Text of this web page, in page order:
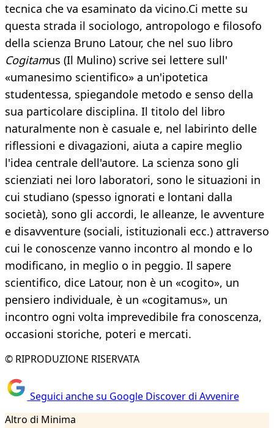
tecnica che va esaminato da vicino.Ci mette su
questa strada il sociologo, antropologo e filosofo
della scienza Bruno Latour, che nel suo libro
Cogitamus (Il Mulino) scrive sei lettere sull'
«umanesimo scientifico» a un'ipotetica
studentessa, spiegandole metodo e senso della
sua particolare disciplina. Il titolo del libro
naturalmente non è casuale e, nel labirinto delle
riflessioni e divagazioni, aiuta a capire meglio
l'idea centrale dell'autore. La scienza sono gli
scienziati nei loro laboratori, sono le situazioni in
cui studiano (spesso ignorati e lontani dalla
società), sono gli accordi, le alleanze, le avventure
e disavventure (sociali, istituzionali ecc.) attraverso
cui le conoscenze vanno incontro al mondo e lo
modificano, in meglio o in peggio. Il sapere
scientifico, dice Latour, non è un «cogito», un
pensiero individuale, è un «cogitamus», un
incontro ogni volta imprevedibile fra conoscenza,
occasioni storiche, poteri e mercati.
© RIPRODUZIONE RISERVATA
Seguici anche su Google Discover di Avvenire
Altro di Minima